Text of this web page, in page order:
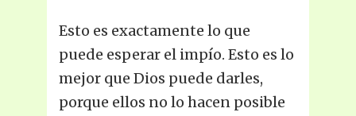
Esto es exactamente lo que
puede esperar el impío. Esto es lo
mejor que Dios puede darles,
porque ellos no lo hacen posible